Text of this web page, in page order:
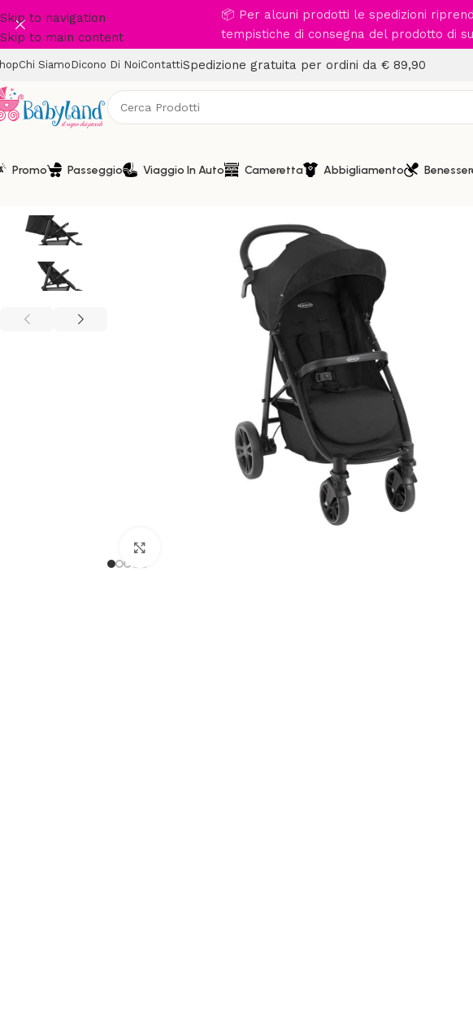
Skip to navigation
Skip to main content
📦 Per alcuni prodotti le spedizioni
tempistiche di consegna del prodotto di
Chi Siamo Dicono Di NoiContattiSpedizione gratuita per ordini da € 89,90
Promo Passeggio Viaggio In Auto Cameretta Abbigliamento